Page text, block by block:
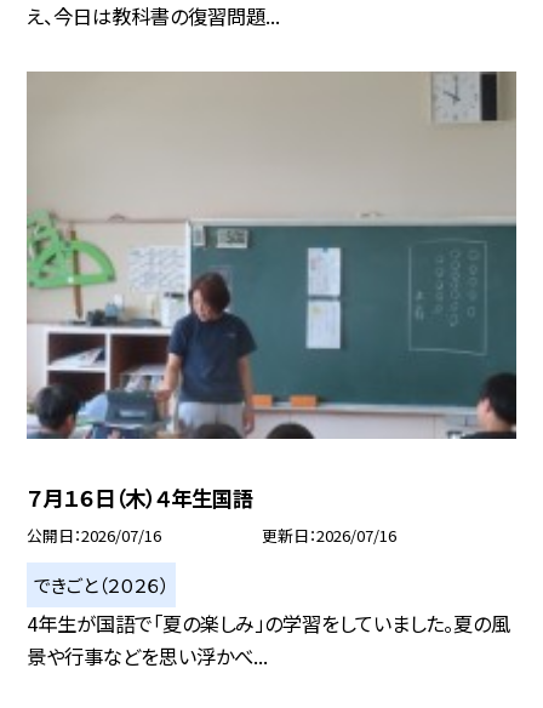
え、今日は教科書の復習問題...
７月１６日（木）４年生国語
公開日 2026/07/16 更新日 2026/07/16
できごと（２０２６）
4年生が国語で「夏の楽しみ」の学習をしていました。夏の風
景や行事などを思い浮かべ...